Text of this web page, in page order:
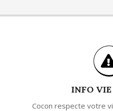
INFO
Cocon respecte votre